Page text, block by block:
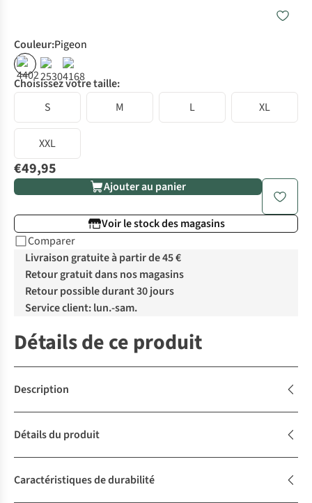
Couleur:Pigeon
Choisissez votre taille:
S
M L XL
XXL
€49,95
Ajouter au panier
Voir le stock des magasins
Comparer
Livraison gratuite à partir de 45 €
Retour gratuit dans nos magasins
Retour possible durant 30 jours
Service client: lun.-sam.
Détails de ce produit
Description
Détails du produit
Caractéristiques de durabilité